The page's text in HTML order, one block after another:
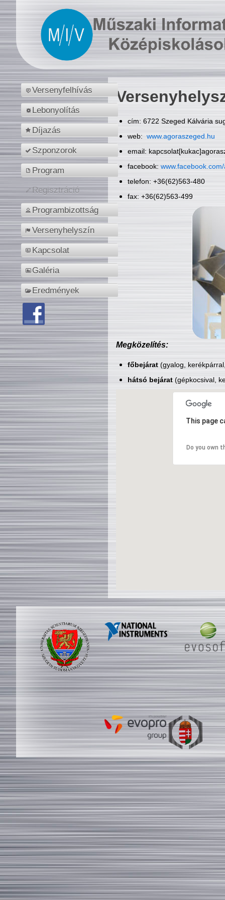
Versenyfelhívás
Lebonyolítás
Díjazás
Szponzorok
Program
Regisztráció
Programbizottság
Versenyhelyszín
Kapcsolat
Galéria
Eredmények
cím: 6722 Szeged Kálvária
web: www.agoraszeged.hu
email:
facebook:
telefon: +36(62)563-480
fax: +36(62)563-499
Megközelítés:
főbejárat(gyalog,
hátsó bejárat(gépkocsival,
This page
Do you own